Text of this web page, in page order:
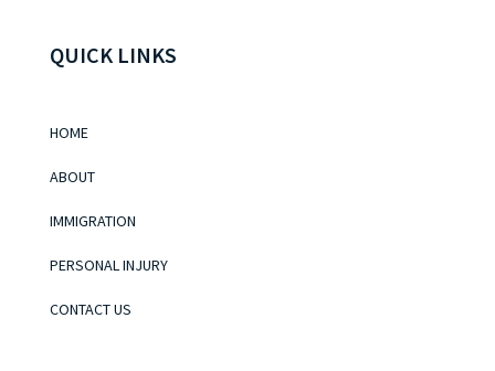
QUICK LINKS
HOME
ABOUT
IMMIGRATION
PERSONAL INJURY
CONTACT US